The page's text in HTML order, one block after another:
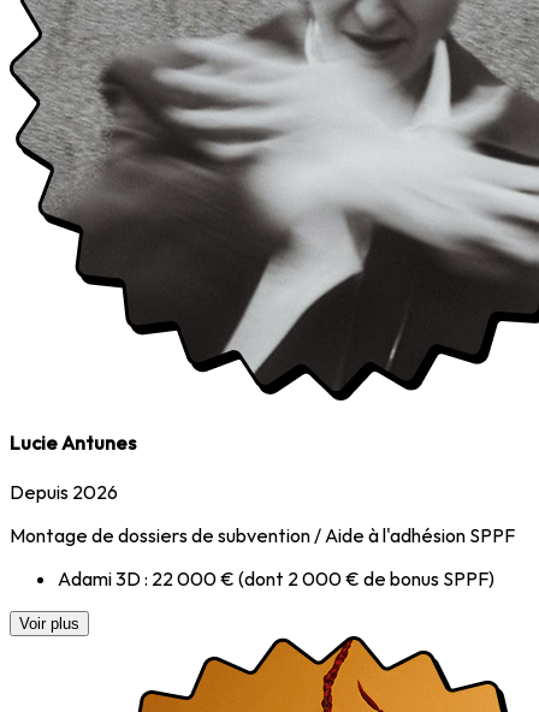
Lucie Antunes
Depuis 2026
Montage de dossiers de subvention / Aide à l'adhésion SPPF
Adami 3D : 22 000 € (dont 2 000 € de bonus SPPF)
Voir plus